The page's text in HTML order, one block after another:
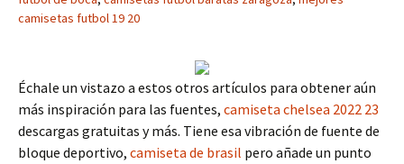
camisetas futbol 19 20
Échale un vistazo a estos otros artículos para obtener aún
más inspiración para las fuentes, camiseta chelsea 2022 23
descargas gratuitas y más. Tiene esa vibración de fuente de
bloque deportivo, camiseta de brasil pero añade un punto